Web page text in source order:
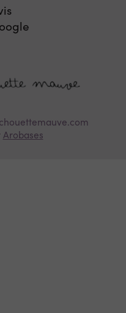
Arobases